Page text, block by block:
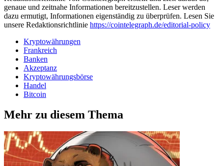
genaue und zeitnahe Informationen bereitzustellen. Leser werden
dazu ermutigt, Informationen eigenständig zu überprüfen. Lesen Sie
unsere Redaktionsrichtlinie https://cointelegraph.de/editorial-policy
Kryptowährungen
Frankreich
Banken
Akzeptanz
Kryptowährungsbörse
Handel
Bitcoin
Mehr zu diesem Thema